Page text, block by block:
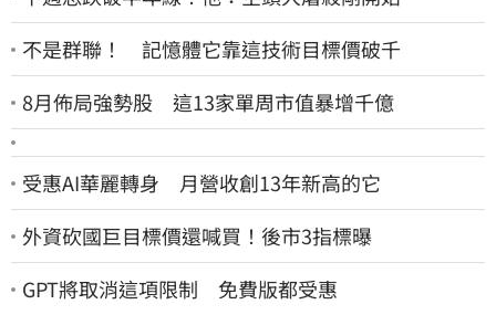
不是群聯！ 記憶體它靠這技術目標價破千
8月佈局強勢股 這13家單周市值暴增千億
受惠AI華麗轉身 月營收創13年新高的它
外資砍國巨目標價還喊買！後市3指標曝
GPT將取消這項限制 免費版都受惠